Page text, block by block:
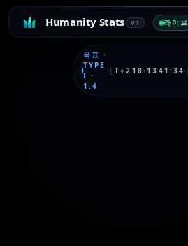
Humanity Stats V1 라이브
목표 ·
TYPE
I ·
1.4
| T+218·1341:34 |